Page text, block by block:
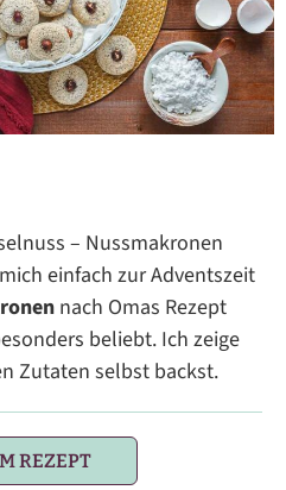
– Nussmakronen
einfach zur Adventszeit
nach Omas Rezept
beliebt. Ich zeige
Zutaten selbst backst.
REZEPT